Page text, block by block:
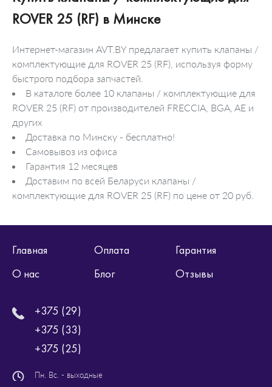
ROVER 25 (RF) в Минске
Интернет-магазин AVT.BY предлагает купить клапаны /
комплектующие для ROVER 25 (RF), используя форму
быстрого подбора запчастей.
В каталоге более 10 клапаны / комплектующие для
ROVER 25 (RF) от производителей FRECCIA, BGA, AE и
других
Доставка по Минску - бесплатно!
Самовывоз из офиса
Гарантия 12 месяцев
Доставим по всей Беларуси клапаны /
комплектующие для ROVER 25 (RF) по цене от 20 руб.
Главная Оплата
Гарантия
О нас
Блог Отзывы
+375 (29)
+375 (33)
+375 (25)
Пн. Вс. - выходные